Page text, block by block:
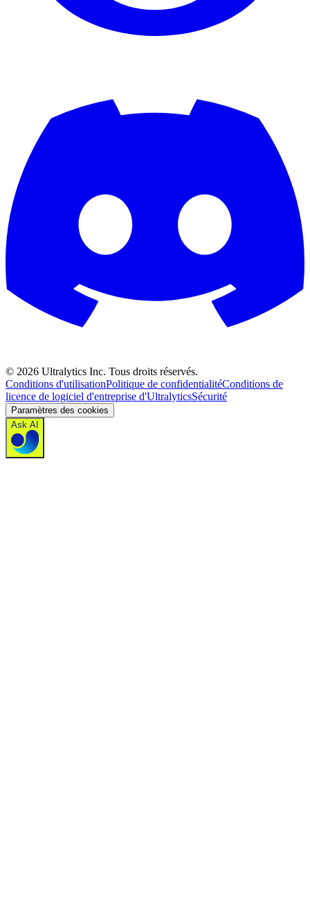
© 2026 Ultralytics Inc. Tous droits réservés.
Conditions d'utilisationPolitique de confidentialitéConditions de
licence de logiciel d'entreprise d'UltralyticsSécurité
Paramètres des cookies
Ask AI